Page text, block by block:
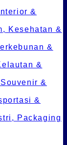
&
Kesehatan &
&
&
&
&
Packaging